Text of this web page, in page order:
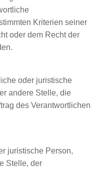
Kriterien seiner
oder dem Recht der
oder juristische
andere Stelle, die
des Verantwortlichen
juristische Person,
Stelle, der